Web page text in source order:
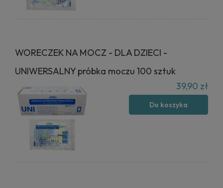
WORECZEK NA MOCZ - DLA DZIECI -
UNIWERSALNY próbka moczu 100 sztuk
39,90 zł
Do koszyka